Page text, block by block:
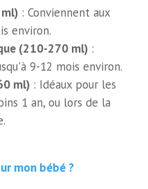
: Conviennent aux
environ.
(210-270 ml) :
9-12 mois environ.
ml) : Idéaux pour les
1 an, ou lors de la
mon bébé ?